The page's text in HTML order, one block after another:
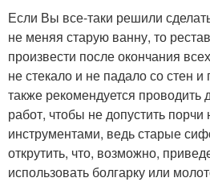
Если Вы все-таки решили
не меняя старую ванну, то
произвести после окончания
не стекало и не падало со стен
также рекомендуется проводить
работ, чтобы не допустить порчи
инструментами, ведь старые
открутить, что, возможно,
использовать болгарку или